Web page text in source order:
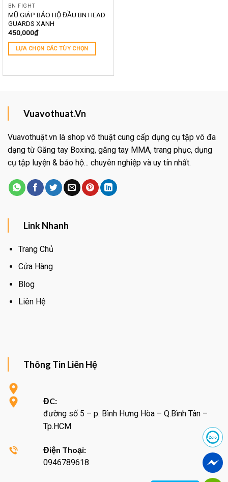
BN FIGHT
MŨ GIÁP BẢO HỘ ĐẦU BN HEAD
GUARDS XANH
450,000₫
LỰA CHỌN CÁC TÙY CHỌN
Vuavothuat.Vn
Vuavothuật.vn là shop võ thuật cung cấp dụng cụ tập võ đa
dạng từ Găng tay Boxing, găng tay MMA, trang phục, dụng
cụ tập luyện & bảo hộ... chuyên nghiệp và uy tín nhất.
Link Nhanh
Trang Chủ
Cửa Hàng
Blog
Liên Hệ
Thông Tin Liên Hệ
ĐC:
đường số 5 – p. Bình Hưng Hòa – Q.Bình Tân –
Tp.HCM
Điện Thoại:
0946789618